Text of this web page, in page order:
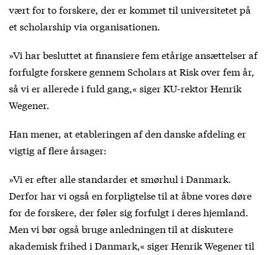
vært for to forskere, der er kommet til universitetet på
et scholarship via organisationen.
»Vi har besluttet at finansiere fem etårige ansættelser af
forfulgte forskere gennem Scholars at Risk over fem år,
så vi er allerede i fuld gang,« siger KU-rektor Henrik
Wegener.
Han mener, at etableringen af den danske afdeling er
vigtig af flere årsager:
»Vi er efter alle standarder et smørhul i Danmark.
Derfor har vi også en forpligtelse til at åbne vores døre
for de forskere, der føler sig forfulgt i deres hjemland.
Men vi bør også bruge anledningen til at diskutere
akademisk frihed i Danmark,« siger Henrik Wegener til